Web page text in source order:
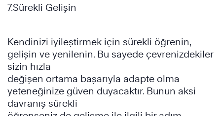
7.Sürekli Gelişin
Kendinizi iyileştirmek için sürekli öğrenin,
gelişin ve yenilenin. Bu sayede çevrenizdekiler
sizin hızla
değişen ortama başarıyla adapte olma
yeteneğinize güven duyacaktır. Bunun aksi
davranış sürekli